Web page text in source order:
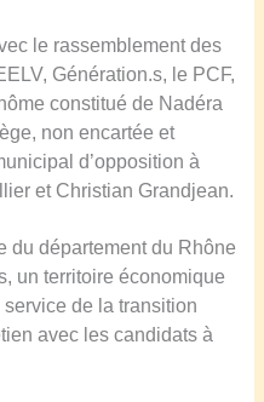
le rassemblement des
Génération.s, le PCF,
constitué de Nadéra
non encartée et
d’opposition à
et Christian Grandjean.
du département du Rhône
un territoire économique
de la transition
avec les candidats à